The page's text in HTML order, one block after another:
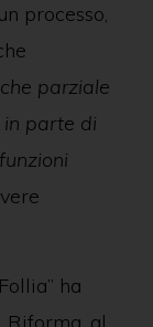
processo,
parziale
parte di
ha